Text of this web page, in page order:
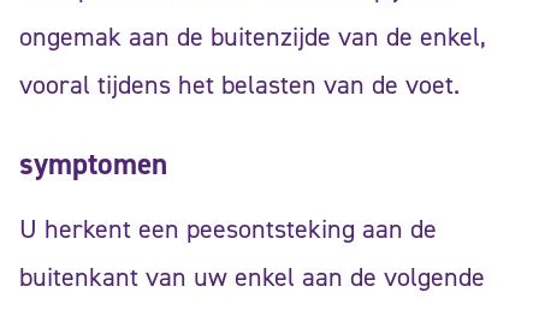
ongemak aan de buitenzijde van de enkel,
vooral tijdens het belasten van de voet.
symptomen
U herkent een peesontsteking aan de
buitenkant van uw enkel aan de volgende